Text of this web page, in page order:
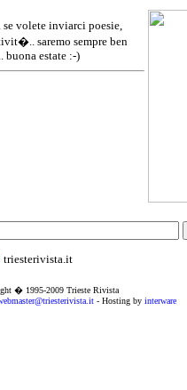
volete inviarci poesie,
saremo sempre ben
buona estate :-)
triesterivista.it
� 1995-2009 Trieste Rivista
- Hosting by interware